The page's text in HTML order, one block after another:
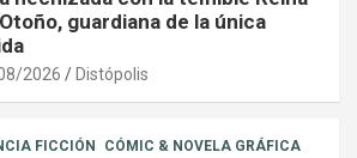
guardiana de la única
2026 Distópolis
FICCIÓN CÓMIC & NOVELA GRÁFICA